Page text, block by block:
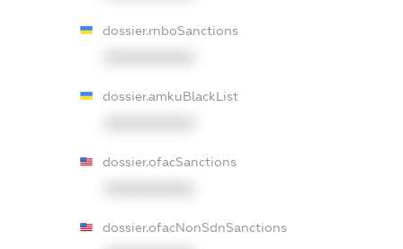
dossier.rnboSanctions
dossier.amkuBlackList
dossier.ofacSanctions
dossier.ofacNonSdnSanctions